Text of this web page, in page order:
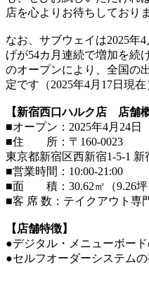
店を心よりお待ちしており
なお、サブウェイは2025年
げが54カ月連続で増加を続
のオープンにより、全国の
定です（2025年4月17日現在
【新宿西口ハルク店 店舗概
■オープン：2025年4月24日
■住 所：〒160-0023
東京都新宿区西新宿1-5-1
■営業時間：10:00-21:00
■面 積：30.62㎡（9.26坪
■客 席 数：テイクアウト専
【店舗特徴】
●デジタル・メニューボー
●セルフオーダーシステムの